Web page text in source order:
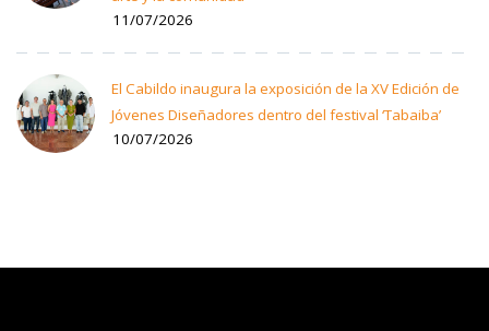
11/07/2026
El Cabildo inaugura la exposición de la XV Edición de
Jóvenes Diseñadores dentro del festival ‘Tabaiba’
10/07/2026